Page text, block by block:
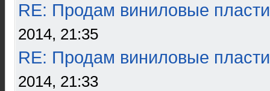
RE: Продам виниловые
2014, 21:35
RE: Продам виниловые
2014, 21:33